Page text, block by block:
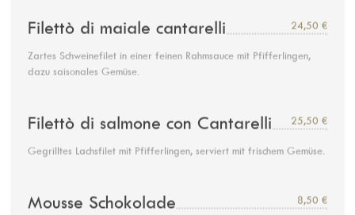
Filettò di maiale cantarelli 24,50 €
Zartes Schweinefilet in einer feinen Rahmsauce mit Pfifferlingen,
dazu saisonales Gemüse.
Filettò di salmone con Cantarelli 25,50 €
Gegrilltes Lachsfilet mit Pfifferlingen, serviert mit frischem Gemüse.
Mousse Schokolade 8,50 €